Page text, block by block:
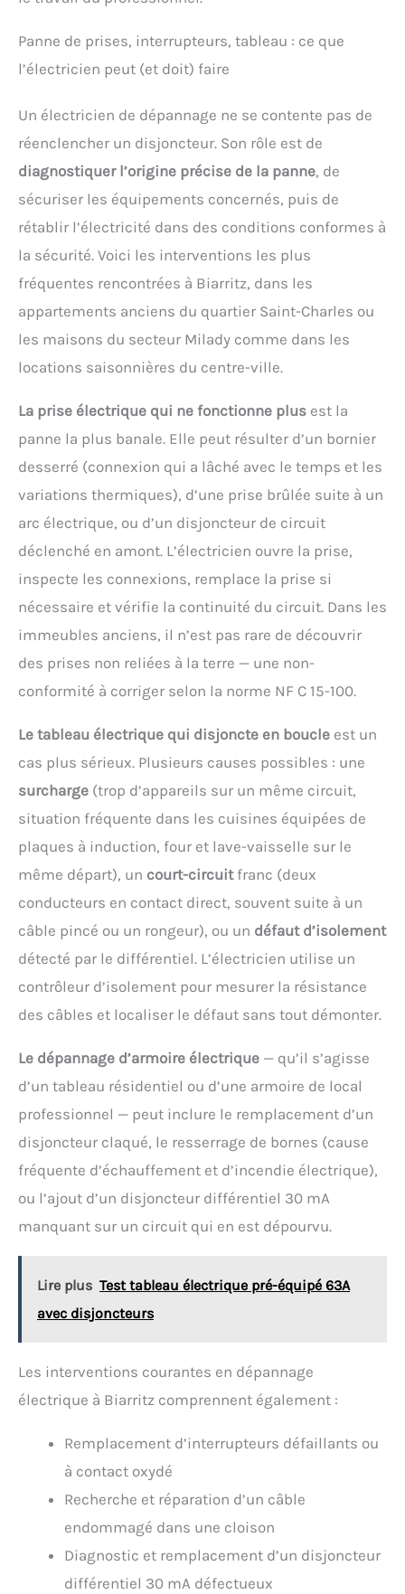
Panne de prises, interrupteurs, tableau : ce que
l’électricien peut (et doit) faire
Un électricien de dépannage ne se contente pas de
réenclencher un disjoncteur. Son rôle est de
diagnostiquer l’origine précise de la panne, de
sécuriser les équipements concernés, puis de
rétablir l’électricité dans des conditions conformes à
la sécurité. Voici les interventions les plus
fréquentes rencontrées à Biarritz, dans les
appartements anciens du quartier Saint-Charles ou
les maisons du secteur Milady comme dans les
locations saisonnières du centre-ville.
La prise électrique qui ne fonctionne plus est la
panne la plus banale. Elle peut résulter d’un bornier
desserré (connexion qui a lâché avec le temps et les
variations thermiques), d’une prise brûlée suite à un
arc électrique, ou d’un disjoncteur de circuit
déclenché en amont. L’électricien ouvre la prise,
inspecte les connexions, remplace la prise si
nécessaire et vérifie la continuité du circuit. Dans les
immeubles anciens, il n’est pas rare de découvrir
des prises non reliées à la terre — une non-
conformité à corriger selon la norme NF C 15-100.
Le tableau électrique qui disjoncte en boucle est un
cas plus sérieux. Plusieurs causes possibles : une
surcharge (trop d’appareils sur un même circuit,
situation fréquente dans les cuisines équipées de
plaques à induction, four et lave-vaisselle sur le
même départ), un court-circuitfranc (deux
conducteurs en contact direct, souvent suite à un
câble pincé ou un rongeur), ou un défaut d’isolement
détecté par le différentiel. L’électricien utilise un
contrôleur d’isolement pour mesurer la résistance
des câbles et localiser le défaut sans tout démonter.
Le dépannage d’armoire électrique — qu’il s’agisse
d’un tableau résidentiel ou d’une armoire de local
professionnel — peut inclure le remplacement d’un
disjoncteur claqué, le resserrage de bornes (cause
fréquente d’échauffement et d’incendie électrique),
ou l’ajout d’un disjoncteur différentiel 30 mA
manquant sur un circuit qui en est dépourvu.
Lire plus Test tableau électrique pré-équipé 63A
avec disjoncteurs
Les interventions courantes en dépannage
électrique à Biarritz comprennent également :
Remplacement d’interrupteurs défaillants ou
à contact oxydé
Recherche et réparation d’un câble
endommagé dans une cloison
Diagnostic et remplacement d’un disjoncteur
différentiel 30 mA défectueux